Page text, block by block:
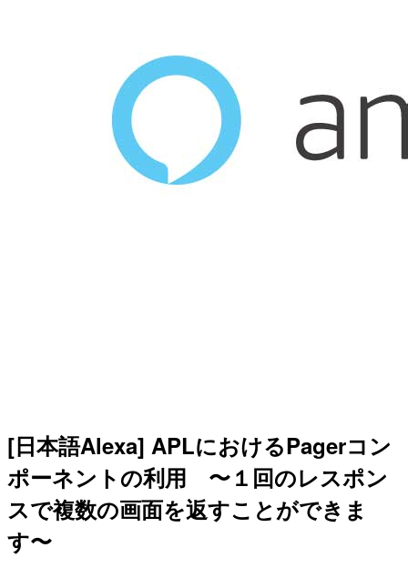
[日本語Alexa] APLにおけるPagerコン
ポーネントの利用 〜１回のレスポン
スで複数の画面を返すことができま
す〜